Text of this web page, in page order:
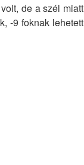
de a szél miatt
-9 foknak lehetett